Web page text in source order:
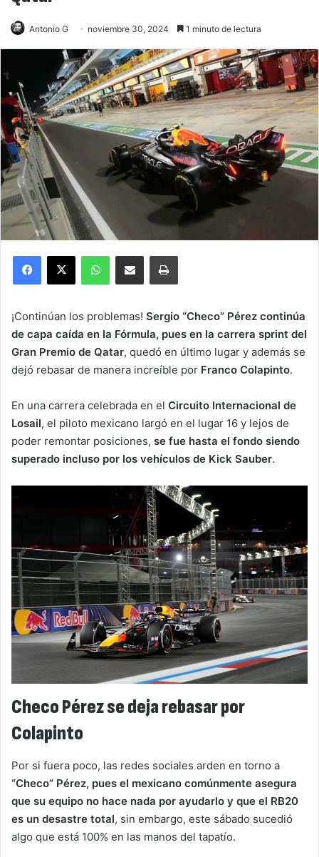
Antonio G noviembre 30, 2024 1 minuto de lectura
Facebook
X WhatsAppCompartir por correo electrónicoImprimir
¡Continúan los problemas! Sergio “Checo” Pérez continúa
de capa caída en la Fórmula, pues en la carrera sprint del
Gran Premio de Qatar, quedó en último lugar y además se
dejó rebasar de manera increíble por Franco Colapinto.
En una carrera celebrada en el Circuito Internacional de
Losail, el piloto mexicano largó en el lugar 16 y lejos de
poder remontar posiciones, se fue hasta el fondo siendo
superado incluso por los vehículos de Kick Sauber.
Checo Pérez se deja rebasar por
Colapinto
Por si fuera poco, las redes sociales arden en torno a
“Checo” Pérez, pues el mexicano comúnmente asegura
que su equipo no hace nada por ayudarlo y que el RB20
es un desastre total, sin embargo, este sábado sucedió
algo que está 100% en las manos del tapatío.